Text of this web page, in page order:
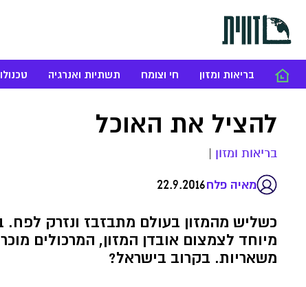
בריאות ומזון חי וצומח תשתיות ואנרגיה
להציל את האוכל
בריאות ומזון
מאיה פלח22.9.2016
כשליש מהמזון בעולם מתבזבז ונזרק
מיוחד לצמצום אובדן המזון, המרכולים
משאריות. בקרוב בישראל?